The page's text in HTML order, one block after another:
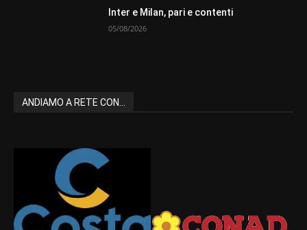
Inter e Milan, pari e contenti
05/08/2026
ANDIAMO A RETE CON...